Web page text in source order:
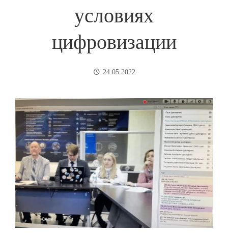
условиях
цифровизации
24.05.2022